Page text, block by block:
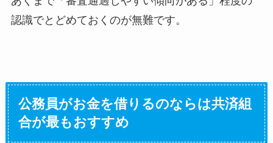
認識でとどめておくのが無難です。
公務員がお金を借りるのならは共済組
合が最もおすすめ